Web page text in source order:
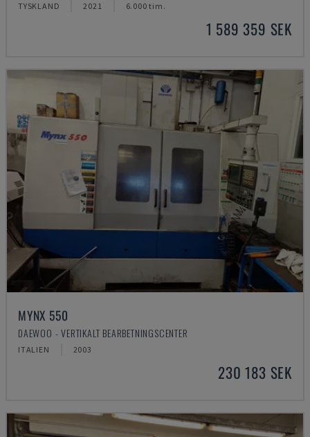
TYSKLAND 2021 6.000 tim.
1 589 359 SEK
MYNX 550
DAEWOO - VERTIKALT BEARBETNINGSCENTER
ITALIEN 2003
230 183 SEK